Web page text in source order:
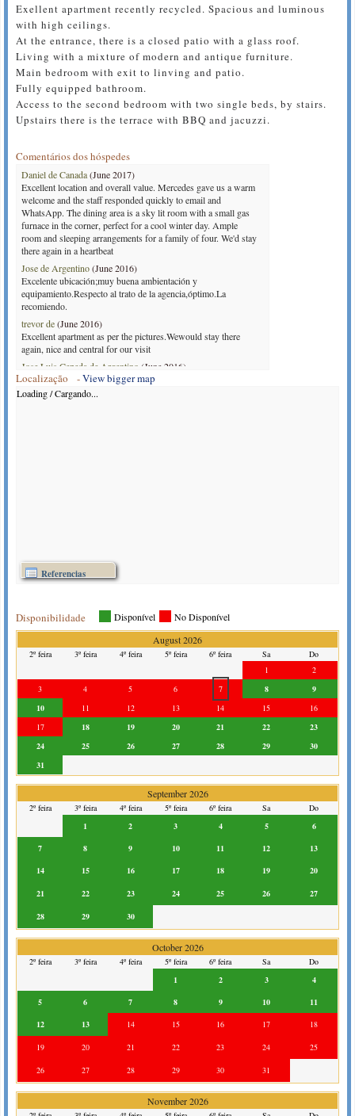
Exellent apartment recently recycled. Spacious and luminous
with high ceilings.
At the entrance, there is a closed patio with a glass roof.
Living with a mixture of modern and antique furniture.
Main bedroom with exit to linving and patio.
Fully equipped bathroom.
Access to the second bedroom with two single beds, by stairs.
Upstairs there is the terrace with BBQ and jacuzzi.
Comentários dos hóspedes
Daniel de Canada(June 2017)
Excellent location and overall value. Mercedes gave us a warm
welcome and the staff responded quickly to email and
WhatsApp. The dining area is a sky lit room with a small gas
furnace in the corner, perfect for a cool winter day. Ample
room and sleeping arrangements for a family of four. We'd stay
there again in a heartbeat
Jose de Argentino(June 2016)
Excelente ubicación;muy buena ambientación y
equipamiento.Respecto al trato de la agencia,óptimo.La
recomiendo.
trevor de(June 2016)
Excellent apartment as per the pictures.Wewould stay there
again, nice and central for our visit
Jose Luis Cepeda de Argentino (June 2016)
Excelente ubicación,entorno y comodidades. Respecto a la
agencia, es ya un buen hábito para mí confiar mi estadía a Casa
San Telmo.Impecables anfitriones de Bs.As.Altamente
Localização -View bigger map
Loading / Cargando...
Referencias
Disponibilidade Disponível
No Disponível
August 2026
2º feira 3º feira 4º feira 5º feira 6º feira Sa
Do
1
2
3
4 5 6 7 8
9
10
11 12 13 14 15
16
17
18 19 20 21 22
23
24
25 26 27 28 29
30
31
September 2026
2º feira 3º feira 4º feira 5º feira 6º feira Sa
Do
1
2 3 4 5
6
7
8 9 10 11 12
13
14
15 16 17 18 19 20
21 22 23 24 25 26 27
28 29 30
October 2026
2º feira 3º feira 4º feira 5º feira 6º feira Sa
Do
1
2 3
4
5
6 7 8 9 10
11
12
13 14 15 16 17 18
19 20 21 22 23 24 25
26 27 28 29 30 31
November 2026